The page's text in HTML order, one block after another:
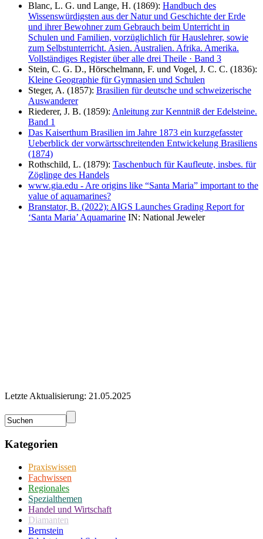
Blanc, L. G. und Lange, H. (1869): Handbuch des
Wissenswürdigsten aus der Natur und Geschichte der Erde
und ihrer Bewohner zum Gebrauch beim Unterricht in
Schulen und Familien, vorzüglichlich für Hauslehrer, sowie
zum Selbstunterricht. Asien. Australien. Afrika. Amerika.
Vollständiges Register über alle drei Theile · Band 3
Stein, C. G. D., Hörschelmann, F. und Vogel, J. C. C. (1836):
Kleine Geographie für Gymnasien und Schulen
Steger, A. (1857): Brasilien für deutsche und schweizerische
Auswanderer
Riederer, J. B. (1859): Anleitung zur Kenntniß der Edelsteine.
Band 1
Das Kaiserthum Brasilien im Jahre 1873 ein kurzgefasster
Ueberblick der vorwärtsschreitenden Entwickelung Brasiliens
(1874)
Rothschild, L. (1879): Taschenbuch für Kaufleute, insbes. für
Zöglinge des Handels
www.gia.edu - Are origins like “Santa Maria” important to the
value of aquamarines?
Branstator, B. (2022): AIGS Launches Grading Report for
‘Santa Maria’ Aquamarine IN: National Jeweler
Letzte Aktualisierung: 21.05.2025
Kategorien
Praxiswissen
Fachwissen
Regionales
Spezialthemen
Handel und Wirtschaft
Diamanten
Bernstein